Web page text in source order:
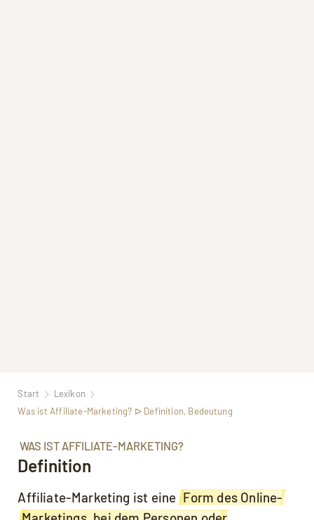
Start
Lexikon
Was ist Affiliate-Marketing? ᐅ Definition, Bedeutung
WAS IST AFFILIATE-MARKETING?
Definition
Affiliate-Marketing ist eine Form des Online-